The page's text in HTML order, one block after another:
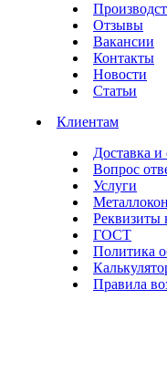
Отзывы
Вакансии
Контакты
Новости
Статьи
Клиентам
Доставка и
Вопрос
Услуги
Реквизиты
ГОСТ
Политика
Правила